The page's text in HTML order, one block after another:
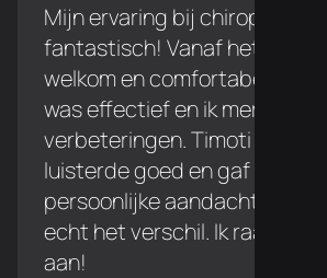
Mijn ervaring bij chiropraxie
fantastisch! Vanaf het begin
welkom en comfortabel. De
was effectief en ik merkte al
verbeteringen. Timoti was
luisterde goed en gaf
persoonlijke aandacht en
echt het verschil. Ik raad hem
aan!